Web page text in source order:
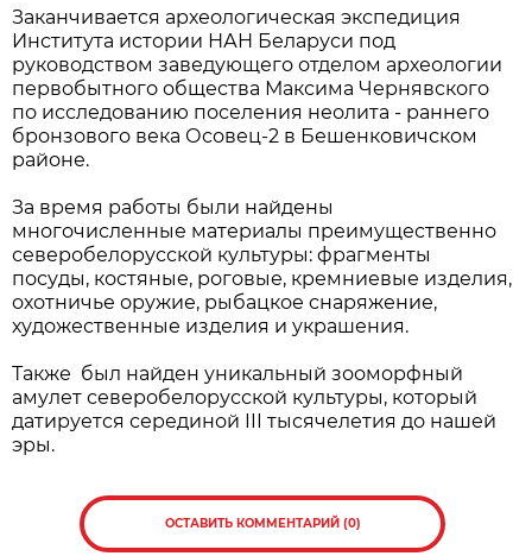
Заканчивается археологическая экспедиция
Института истории НАН Беларуси под
руководством заведующего отделом археологии
первобытного общества Максима Чернявского
по исследованию поселения неолита - раннего
бронзового века Осовец-2 в Бешенковичском
районе.
За время работы были найдены
многочисленные материалы преимущественно
северобелорусской культуры: фрагменты
посуды, костяные, роговые, кремниевые изделия,
охотничье оружие, рыбацкое снаряжение,
художественные изделия и украшения.
Также был найден уникальный зооморфный
амулет северобелорусской культуры, который
датируется серединой III тысячелетия до нашей
эры.
ОСТАВИТЬ КОММЕНТАРИЙ (0)